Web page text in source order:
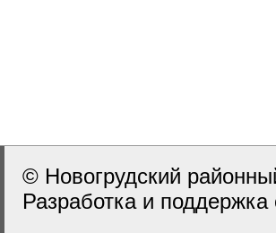
© Новогрудский
Разработка и поддержка